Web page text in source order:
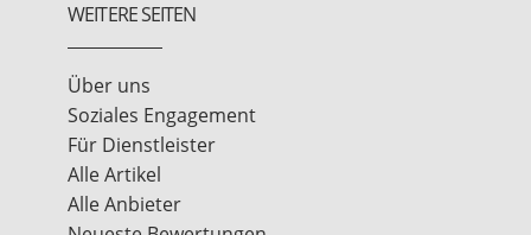
WEITERE SEITEN
Über uns
Soziales Engagement
Für Dienstleister
Alle Artikel
Alle Anbieter